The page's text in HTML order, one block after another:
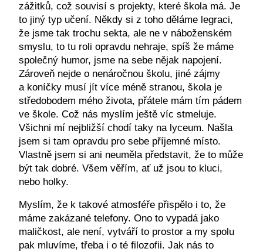
zážitků, což souvisí s projekty, které škola má. Je
to jiný typ učení. Někdy si z toho děláme legraci,
že jsme tak trochu sekta, ale ne v náboženském
smyslu, to tu roli opravdu nehraje, spíš že máme
společný humor, jsme na sebe nějak napojení.
Zároveň nejde o nenáročnou školu, jiné zájmy
a koníčky musí jít více méně stranou, škola je
středobodem mého života, přátele mám tím pádem
ve škole. Což nás myslím ještě víc stmeluje.
Všichni mí nejbližší chodí taky na lyceum. Našla
jsem si tam opravdu pro sebe příjemné místo.
Vlastně jsem si ani neuměla představit, že to může
být tak dobré. Všem věřím, ať už jsou to kluci,
nebo holky.
Myslím, že k takové atmosféře přispělo i to, že
máme zakázané telefony. Ono to vypadá jako
maličkost, ale není, vytváří to prostor a my spolu
pak mluvíme, třeba i o té filozofii. Jak nás to